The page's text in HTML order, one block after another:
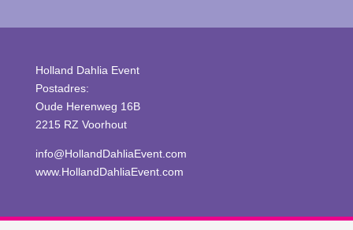
Holland Dahlia Event
Postadres:
Oude Herenweg 16B
2215 RZ Voorhout
info@HollandDahliaEvent.com
www.HollandDahliaEvent.com